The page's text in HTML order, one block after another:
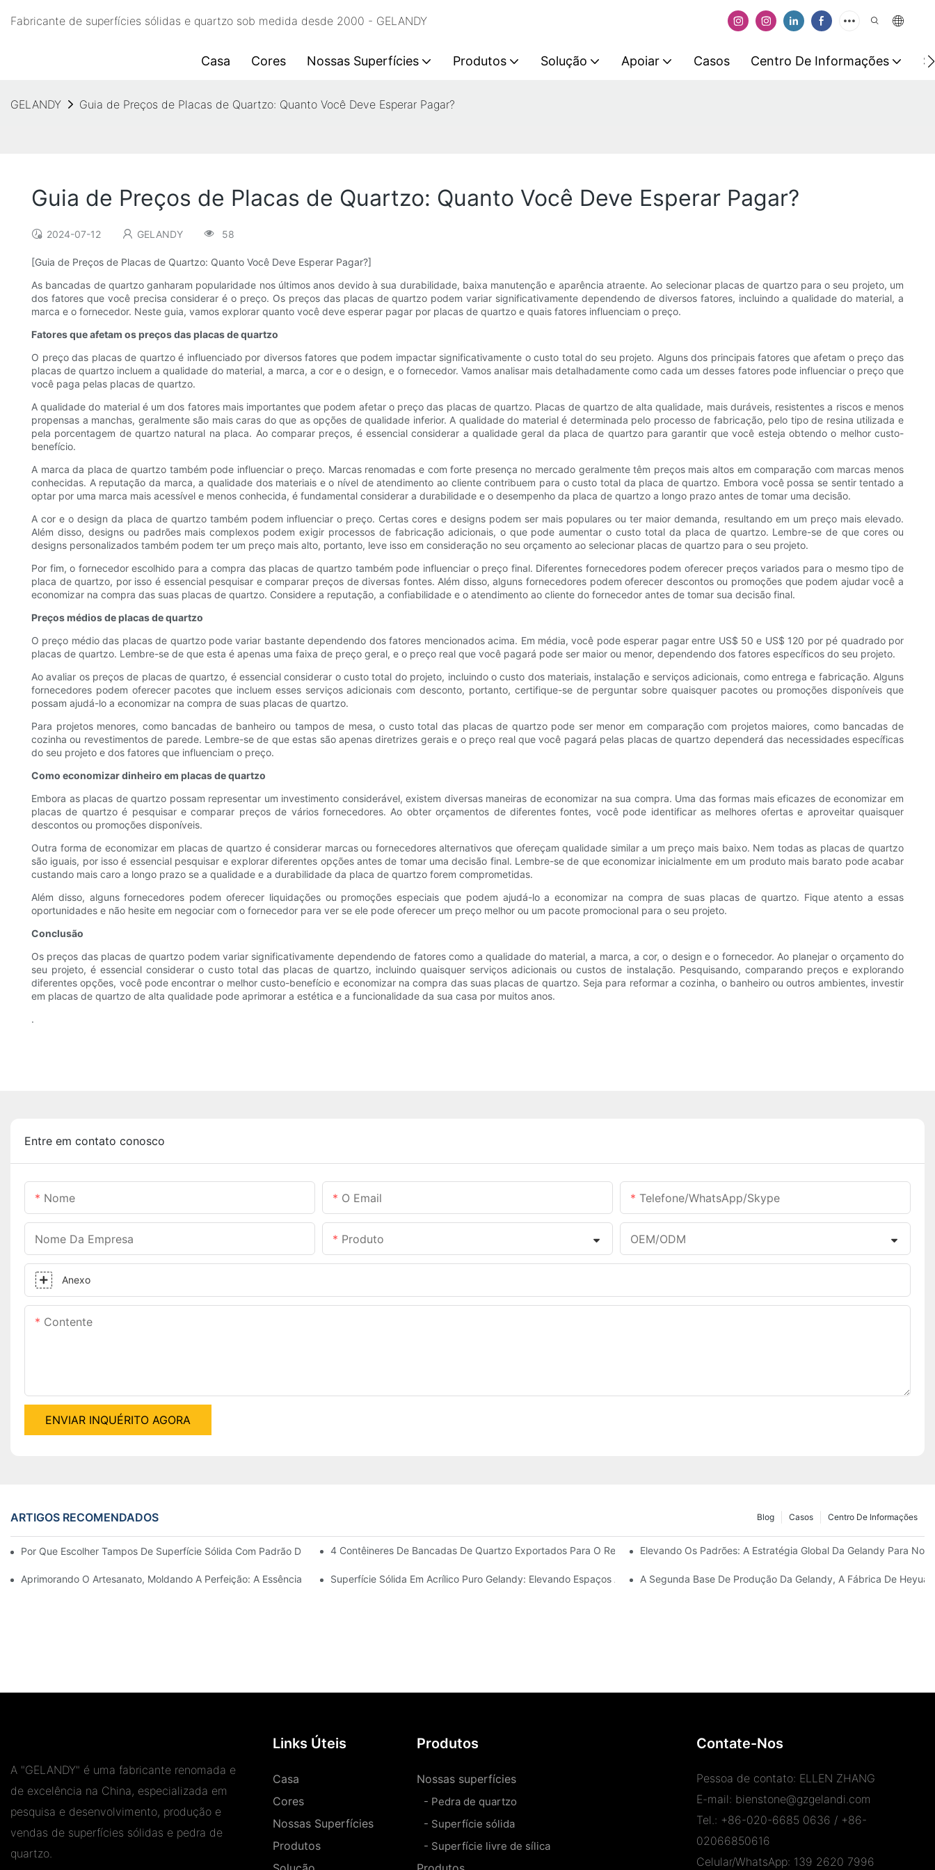
Fabricante de superfícies sólidas e quartzo sob medida desde 2000 - GELANDY
Casa Cores Nossas Superfícies Produtos Solução Apoiar Casos Centro De Informações
GELANDY Guia de Preços de Placas de Quartzo: Quanto Você Deve Esperar Pagar?
Guia de Preços de Placas de Quartzo: Quanto Você Deve Esperar Pagar?
2024-07-12 GELANDY 58
[Guia de Preços de Placas de Quartzo: Quanto Você Deve Esperar Pagar?]
As bancadas de quartzo ganharam popularidade nos últimos anos devido à sua durabilidade, baixa manutenção e aparência atraente. Ao selecionar placas de quartzo para o seu projeto, um
dos fatores que você precisa considerar é o preço. Os preços das placas de quartzo podem variar significativamente dependendo de diversos fatores, incluindo a qualidade do material, a
marca e o fornecedor. Neste guia, vamos explorar quanto você deve esperar pagar por placas de quartzo e quais fatores influenciam o preço.
Fatores que afetam os preços das placas de quartzo
O preço das placas de quartzo é influenciado por diversos fatores que podem impactar significativamente o custo total do seu projeto. Alguns dos principais fatores que afetam o preço das
placas de quartzo incluem a qualidade do material, a marca, a cor e o design, e o fornecedor. Vamos analisar mais detalhadamente como cada um desses fatores pode influenciar o preço que
você paga pelas placas de quartzo.
A qualidade do material é um dos fatores mais importantes que podem afetar o preço das placas de quartzo. Placas de quartzo de alta qualidade, mais duráveis, resistentes a riscos e menos
propensas a manchas, geralmente são mais caras do que as opções de qualidade inferior. A qualidade do material é determinada pelo processo de fabricação, pelo tipo de resina utilizada e
pela porcentagem de quartzo natural na placa. Ao comparar preços, é essencial considerar a qualidade geral da placa de quartzo para garantir que você esteja obtendo o melhor custo-
benefício.
A marca da placa de quartzo também pode influenciar o preço. Marcas renomadas e com forte presença no mercado geralmente têm preços mais altos em comparação com marcas menos
conhecidas. A reputação da marca, a qualidade dos materiais e o nível de atendimento ao cliente contribuem para o custo total da placa de quartzo. Embora você possa se sentir tentado a
optar por uma marca mais acessível e menos conhecida, é fundamental considerar a durabilidade e o desempenho da placa de quartzo a longo prazo antes de tomar uma decisão.
A cor e o design da placa de quartzo também podem influenciar o preço. Certas cores e designs podem ser mais populares ou ter maior demanda, resultando em um preço mais elevado.
Além disso, designs ou padrões mais complexos podem exigir processos de fabricação adicionais, o que pode aumentar o custo total da placa de quartzo. Lembre-se de que cores ou
designs personalizados também podem ter um preço mais alto, portanto, leve isso em consideração no seu orçamento ao selecionar placas de quartzo para o seu projeto.
Por fim, o fornecedor escolhido para a compra das placas de quartzo também pode influenciar o preço final. Diferentes fornecedores podem oferecer preços variados para o mesmo tipo de
placa de quartzo, por isso é essencial pesquisar e comparar preços de diversas fontes. Além disso, alguns fornecedores podem oferecer descontos ou promoções que podem ajudar você a
economizar na compra das suas placas de quartzo. Considere a reputação, a confiabilidade e o atendimento ao cliente do fornecedor antes de tomar sua decisão final.
Preços médios de placas de quartzo
O preço médio das placas de quartzo pode variar bastante dependendo dos fatores mencionados acima. Em média, você pode esperar pagar entre US$ 50 e US$ 120 por pé quadrado por
placas de quartzo. Lembre-se de que esta é apenas uma faixa de preço geral, e o preço real que você pagará pode ser maior ou menor, dependendo dos fatores específicos do seu projeto.
Ao avaliar os preços de placas de quartzo, é essencial considerar o custo total do projeto, incluindo o custo dos materiais, instalação e serviços adicionais, como entrega e fabricação. Alguns
fornecedores podem oferecer pacotes que incluem esses serviços adicionais com desconto, portanto, certifique-se de perguntar sobre quaisquer pacotes ou promoções disponíveis que
possam ajudá-lo a economizar na compra de suas placas de quartzo.
Para projetos menores, como bancadas de banheiro ou tampos de mesa, o custo total das placas de quartzo pode ser menor em comparação com projetos maiores, como bancadas de
cozinha ou revestimentos de parede. Lembre-se de que estas são apenas diretrizes gerais e o preço real que você pagará pelas placas de quartzo dependerá das necessidades específicas
do seu projeto e dos fatores que influenciam o preço.
Como economizar dinheiro em placas de quartzo
Embora as placas de quartzo possam representar um investimento considerável, existem diversas maneiras de economizar na sua compra. Uma das formas mais eficazes de economizar em
placas de quartzo é pesquisar e comparar preços de vários fornecedores. Ao obter orçamentos de diferentes fontes, você pode identificar as melhores ofertas e aproveitar quaisquer
descontos ou promoções disponíveis.
Outra forma de economizar em placas de quartzo é considerar marcas ou fornecedores alternativos que ofereçam qualidade similar a um preço mais baixo. Nem todas as placas de quartzo
são iguais, por isso é essencial pesquisar e explorar diferentes opções antes de tomar uma decisão final. Lembre-se de que economizar inicialmente em um produto mais barato pode acabar
custando mais caro a longo prazo se a qualidade e a durabilidade da placa de quartzo forem comprometidas.
Além disso, alguns fornecedores podem oferecer liquidações ou promoções especiais que podem ajudá-lo a economizar na compra de suas placas de quartzo. Fique atento a essas
oportunidades e não hesite em negociar com o fornecedor para ver se ele pode oferecer um preço melhor ou um pacote promocional para o seu projeto.
Conclusão
Os preços das placas de quartzo podem variar significativamente dependendo de fatores como a qualidade do material, a marca, a cor, o design e o fornecedor. Ao planejar o orçamento do
seu projeto, é essencial considerar o custo total das placas de quartzo, incluindo quaisquer serviços adicionais ou custos de instalação. Pesquisando, comparando preços e explorando
diferentes opções, você pode encontrar o melhor custo-benefício e economizar na compra das suas placas de quartzo. Seja para reformar a cozinha, o banheiro ou outros ambientes, investir
em placas de quartzo de alta qualidade pode aprimorar a estética e a funcionalidade da sua casa por muitos anos.
.
Entre em contato conosco
Nome O Email Telefone/WhatsApp/Skype
Nome Da Empresa Produto OEM/ODM
Anexo
Contente
ENVIAR INQUÉRITO AGORA
ARTIGOS RECOMENDADOS Centro De Informações
Casos
Blog
Por Que Escolher Tampos De Superfície Sólida Com Padrão De Madeira, Resistentes A Manchas E Com Ação Antimicrobiana?
4 Contêineres De Bancadas De Quartzo Exportados Para O Reino Unido E Espanha.Elevando Os Padrões: A Estratégia Global Da Gelandy Para
Aprimorando O Artesanato, Moldando A Perfeição: A Essência Da Fabricação De Cubas De Superfície Sólida.Superfície Sólida Em Acrílico Puro Gelandy: Elevando Espaços Através De Aplicações Versáteis.A Segunda Base De Produção Da Gelandy, A Fábrica De
A "GELANDY" é uma fabricante renomada e
de excelência na China, especializada em
pesquisa e desenvolvimento, produção e
vendas de superfícies sólidas e pedra de
quartzo.
Links Úteis
Casa
Cores
Nossas Superfícies
Produtos
Produtos
Nossas superfícies
- Pedra de quartzo
- Superfície sólida
- Superfície livre de sílica
Contate-Nos
Pessoa de contato: ELLEN ZHANG
E-mail: bienstone@gzgelandi.com
Tel.: +86-020-6685 0636 / +86-
02066850616
Celular/WhatsApp: 139 2620 7996